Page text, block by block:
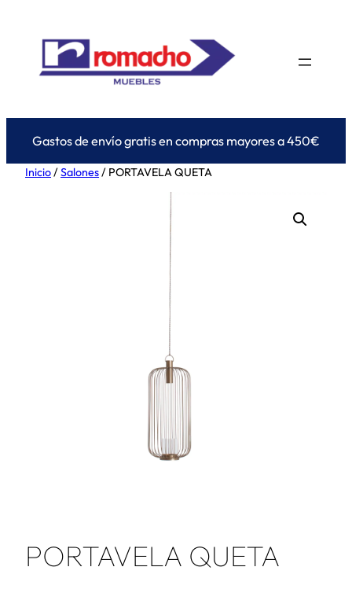
contenido
Gastos de envío gratis en compras mayores a 450€
Inicio/Salones/ PORTAVELA QUETA
PORTAVELA QUETA